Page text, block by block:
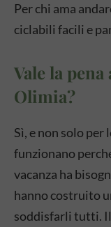
Per chi ama
ciclabili facili e
Vale la
Olimia?
Sì, e non solo per
funzionano
vacanza ha
hanno costruito
soddisfarli tutti. Il